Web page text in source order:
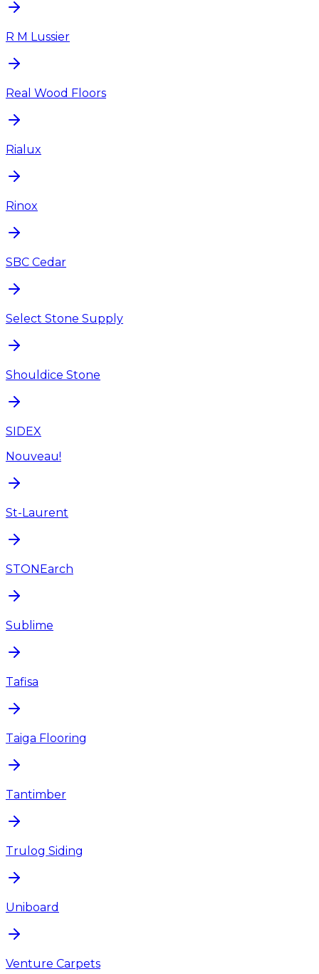
R M Lussier
Real Wood Floors
Rialux
Rinox
SBC Cedar
Select Stone Supply
Shouldice Stone
SIDEX
Nouveau!
St-Laurent
STONEarch
Sublime
Tafisa
Taiga Flooring
Tantimber
Trulog Siding
Uniboard
Venture Carpets